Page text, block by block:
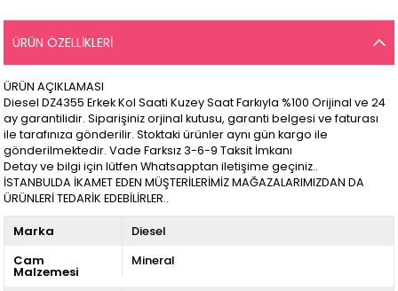
ÜRÜN ÖZELLIKLERI
ÜRÜN AÇIKLAMASI
Diesel DZ4355 Erkek Kol Saati Kuzey Saat Farkıyla %100 Orijinal ve 24
ay garantilidir. Siparişiniz orjinal kutusu, garanti belgesi ve faturası
ile tarafınıza gönderilir. Stoktaki ürünler aynı gün kargo ile
gönderilmektedir. Vade Farksız 3-6-9 Taksit İmkanı
Detay ve bilgi için lütfen Whatsapptan iletişime geçiniz..
İSTANBULDA İKAMET EDEN MÜŞTERİLERİMİZ MAĞAZALARIMIZDAN DA
ÜRÜNLERİ TEDARİK EDEBİLİRLER..
Marka
Diesel
Cam
Malzemesi
Mineral